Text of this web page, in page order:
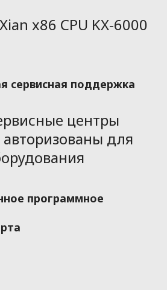
x86 CPU KX-6000
сервисная поддержка
центры
для
программное